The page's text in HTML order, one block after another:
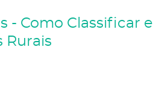
- Como Classificar e
Rurais